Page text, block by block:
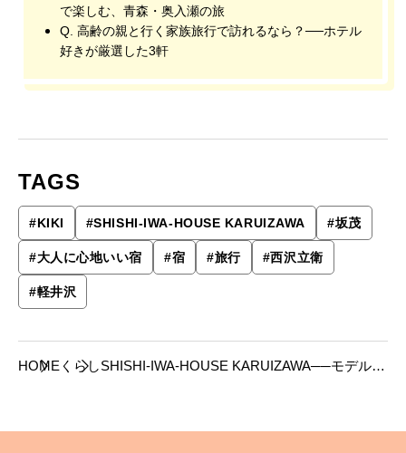
で楽しむ、青森・奥入瀬の旅
Q. 高齢の親と行く家族旅行で訪れるなら？──ホテル
好きが厳選した3軒
TAGS
#KIKI #SHISHI-IWA-HOUSE KARUIZAWA #坂茂
#大人に心地いい宿 #宿 #旅行 #西沢立衛
#軽井沢
HOME くらしSHISHI-IWA-HOUSE KARUIZAWA──モデル